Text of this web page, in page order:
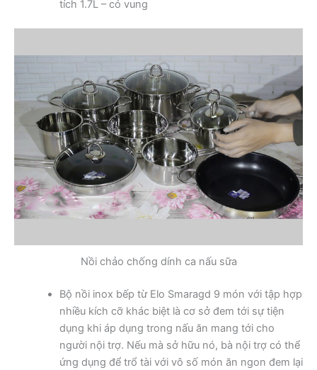
tích 1.7L – có vung
Nồi chảo chống dính ca nấu sữa
Bộ nồi inox bếp từ Elo Smaragd 9 món với tập hợp
nhiều kích cỡ khác biệt là cơ sở đem tới sự tiện
dụng khi áp dụng trong nấu ăn mang tới cho
người nội trợ. Nếu mà sở hữu nó, bà nội trợ có thể
ứng dụng để trổ tài với vô số món ăn ngon đem lại